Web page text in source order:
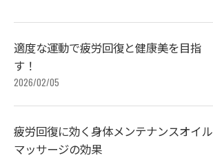
適度な運動で疲労回復と健康美を目指
す！
2026/02/05
疲労回復に効く身体メンテナンスオイル
マッサージの効果